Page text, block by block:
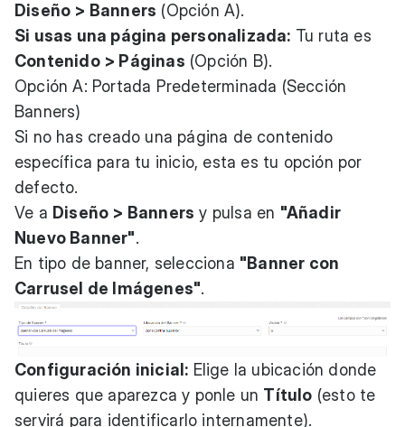
Diseño > Banners (Opción A).
Si usas una página personalizada: Tu ruta es
Contenido > Páginas (Opción B).
Opción A: Portada Predeterminada (Sección
Banners)
Si no has creado una página de contenido
específica para tu inicio, esta es tu opción por
defecto.
Ve a Diseño > Banners y pulsa en "Añadir
Nuevo Banner".
En tipo de banner, selecciona "Banner con
Carrusel de Imágenes".
Configuración inicial: Elige la ubicación donde
quieres que aparezca y ponle un Título (esto te
servirá para identificarlo internamente).